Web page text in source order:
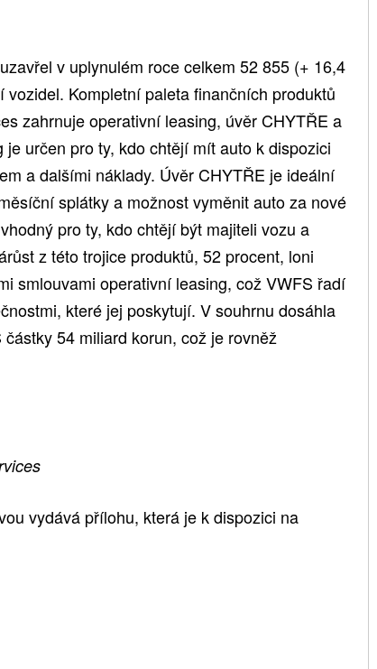
v uplynulém roce celkem 52 855 (+ 16,4
Kompletní paleta finančních produktů
zahrnuje operativní leasing, úvěr CHYTŘE a
určen pro ty, kdo chtějí mít auto k dispozici
a dalšími náklady. Úvěr CHYTŘE je ideální
splátky a možnost vyměnit auto za nové
pro ty, kdo chtějí být majiteli vozu a
z této trojice produktů, 52 procent, loni
smlouvami operativní leasing, což VWFS řadí
které jej poskytují. V souhrnu dosáhla
54 miliard korun, což je rovněž
vydává přílohu, která je k dispozici na